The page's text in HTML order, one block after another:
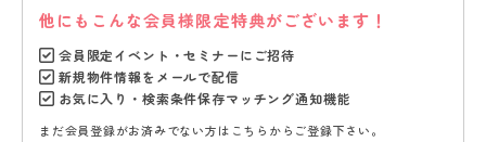
他にもこんな会員様限定特典がございます！
会員限定イベント・セミナーにご招待
新規物件情報をメールで配信
お気に入り・検索条件保存マッチング通知機能
まだ会員登録がお済みでない方はこちらからご登録下さい。